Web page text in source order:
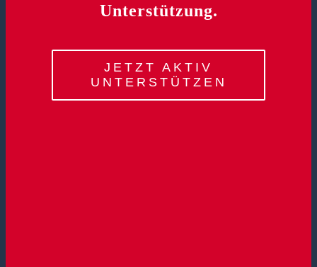
Unterstützung.
JETZT AKTIV
UNTERSTÜTZEN